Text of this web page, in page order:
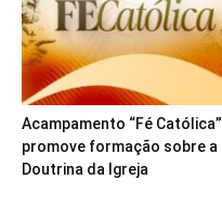
Acampamento “Fé Católica”
promove formação sobre a
Doutrina da Igreja